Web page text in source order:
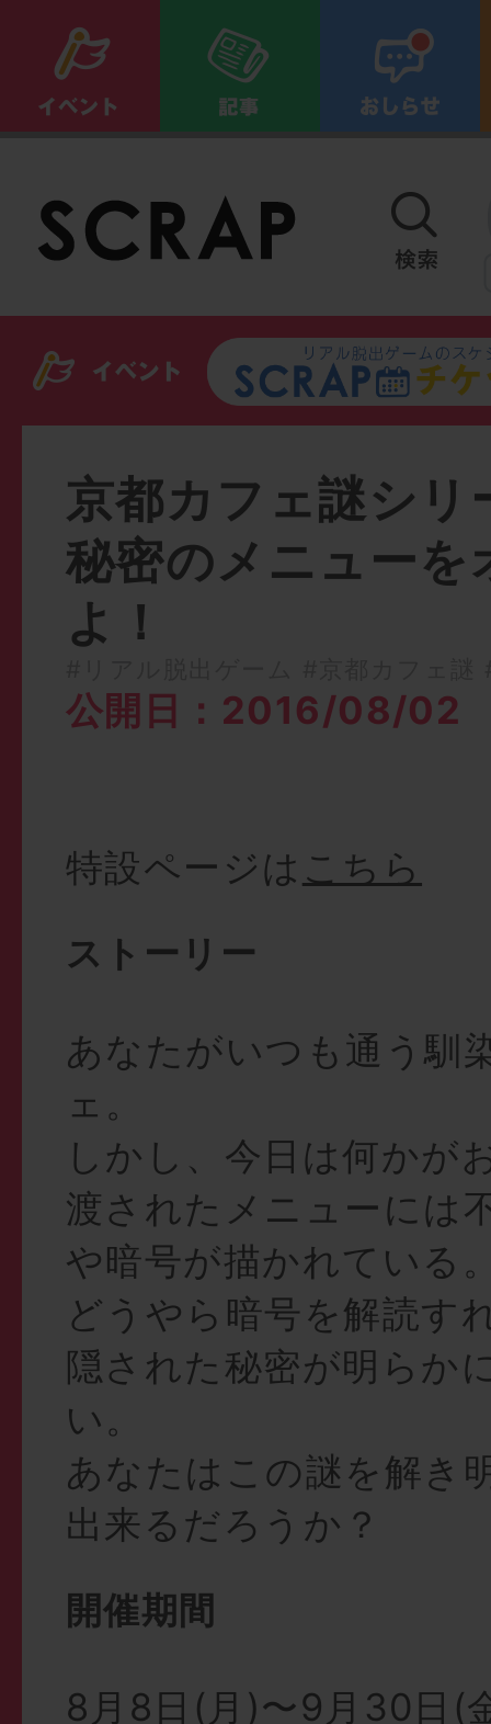
京都カフェ謎シリ
秘密のメニューを
よ！
公開日：2016/08/02
特設ページは こちら
ストーリー
あなたがいつも通う馴
ェ。
しかし、今日は何かが
渡されたメニューには
や暗号が描かれている
どうやら暗号を解読す
隠された秘密が明らか
い。
あなたはこの謎を解き
出来るだろうか？
開催期間
8月8日(月)〜9月30日(